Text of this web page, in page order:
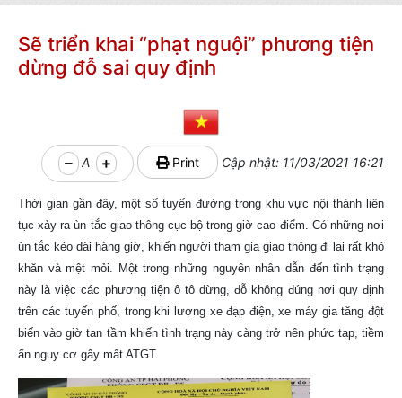
Sẽ triển khai “phạt nguội” phương tiện
dừng đỗ sai quy định
A Print Cập nhật: 11/03/2021 16:21
Thời gian gần đây, một số tuyến đường trong khu vực nội thành liên
tục xảy ra ùn tắc giao thông cục bộ trong giờ cao điểm. Có những nơi
ùn tắc kéo dài hàng giờ, khiến người tham gia giao thông đi lại rất khó
khăn và mệt mỏi. Một trong những nguyên nhân dẫn đến tình trạng
này là việc các phương tiện ô tô dừng, đỗ không đúng nơi quy định
trên các tuyến phố, trong khi lượng xe đạp điện, xe máy gia tăng đột
biến vào giờ tan tầm khiến tình trạng này càng trở nên phức tạp, tiềm
ẩn nguy cơ gây mất ATGT.